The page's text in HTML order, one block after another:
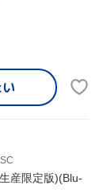
産限定版)(Blu-